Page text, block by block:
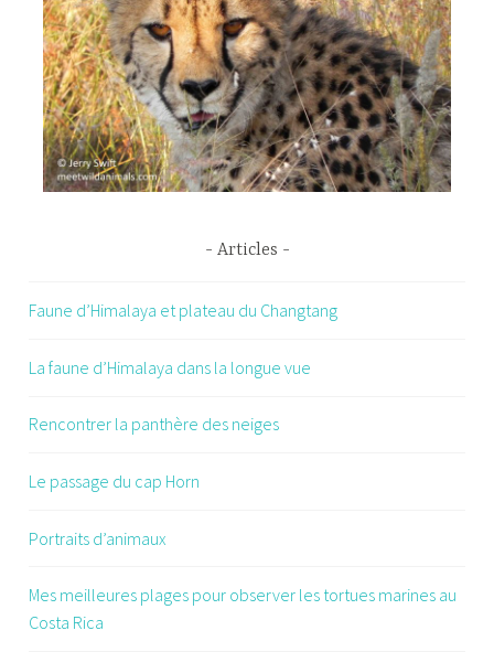
Articles
Faune d’Himalaya et plateau du Changtang
La faune d’Himalaya dans la longue vue
Rencontrer la panthère des neiges
Le passage du cap Horn
Portraits d’animaux
Mes meilleures plages pour observer les tortues marines au
Costa Rica